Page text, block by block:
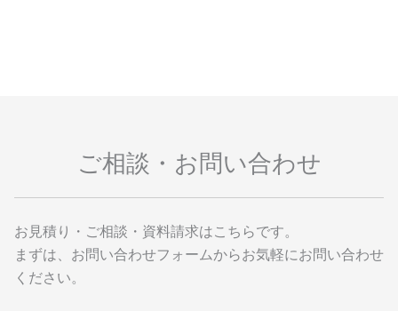
ご相談・お問い合わせ
お見積り・ご相談・資料請求はこちらです。
まずは、お問い合わせフォームからお気軽にお問い合わせ
ください。